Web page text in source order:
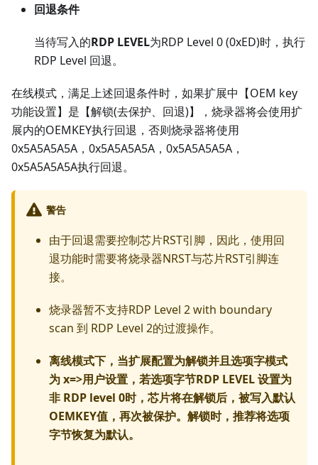
回退条件
当待写入的RDP LEVEL为RDP Level 0 (0xED)时，执行
RDP Level 回退。
在线模式，满足上述回退条件时，如果扩展中【OEM key
功能设置】是【解锁(去保护、回退)】，烧录器将会使用扩
展内的OEMKEY执行回退，否则烧录器将使用
0x5A5A5A5A，0x5A5A5A5A，0x5A5A5A5A，
0x5A5A5A5A执行回退。
警告
由于回退需要控制芯片RST引脚，因此，使用回
退功能时需要将烧录器NRST与芯片RST引脚连
接。
烧录器暂不支持RDP Level 2 with boundary
scan 到 RDP Level 2的过渡操作。
离线模式下，当扩展配置为解锁并且选项字模式
为 x=>用户设置，若选项字节RDP LEVEL 设置为
非 RDP level 0时，芯片将在解锁后，被写入默认
OEMKEY值，再次被保护。解锁时，推荐将选项
字节恢复为默认。